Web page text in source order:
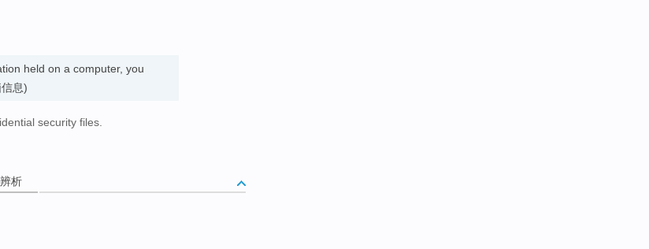
held on a computer, you
息)
security files.
析